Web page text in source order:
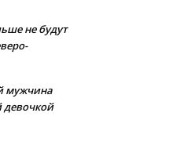
не будут
мужчина
девочкой